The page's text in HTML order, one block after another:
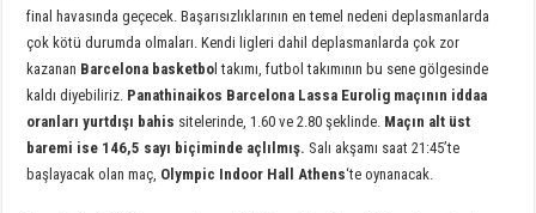
final havasında geçecek. Başarısızlıklarının en temel nedeni deplasmanlarda
çok kötü durumda olmaları. Kendi ligleri dahil deplasmanlarda çok zor
kazanan Barcelona basketbo l takımı, futbol takımının bu sene gölgesinde
kaldı diyebiliriz. Panathinaikos Barcelona Lassa Eurolig maçının iddaa
oranları yurtdışı bahis sitelerinde, 1.60 ve 2.80 şeklinde. Maçın alt üst
baremi ise 146,5 sayı biçiminde açlılmış. Salı akşamı saat 21:45’te
başlayacak olan maç, Olympic Indoor Hall Athens‘te oynanacak.